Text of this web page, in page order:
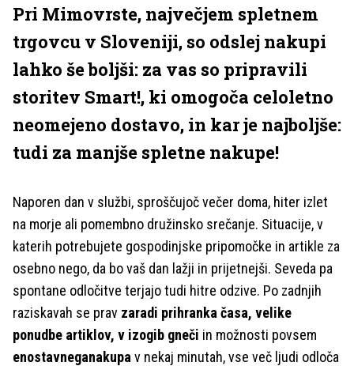
Pri Mimovrste, največjem spletnem
trgovcu v Sloveniji, so odslej nakupi
lahko še boljši: za vas so pripravili
storitev Smart!, ki omogoča celoletno
neomejeno dostavo, in kar je najboljše:
tudi za manjše spletne nakupe!
Naporen dan v službi, sproščujoč večer doma, hiter izlet
na morje ali pomembno družinsko srečanje. Situacije, v
katerih potrebujete gospodinjske pripomočke in artikle za
osebno nego, da bo vaš dan lažji in prijetnejši. Seveda pa
spontane odločitve terjajo tudi hitre odzive. Po zadnjih
raziskavah se prav zaradi prihranka časa, velike
ponudbe artiklov, v izogib gneči in možnosti povsem
enostavneganakupa v nekaj minutah, vse več ljudi odloča